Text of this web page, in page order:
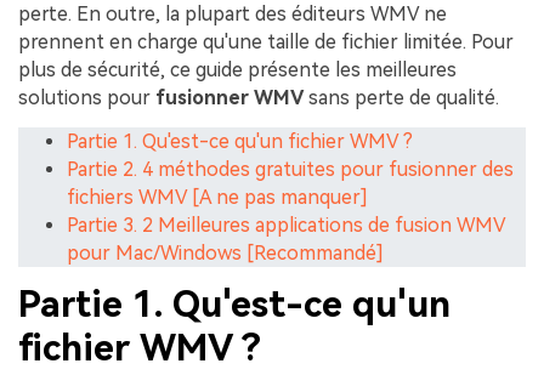
perte. En outre, la plupart des éditeurs WMV ne
prennent en charge qu'une taille de fichier limitée. Pour
plus de sécurité, ce guide présente les meilleures
solutions pour fusionner WMV sans perte de qualité.
Partie 1. Qu'est-ce qu'un fichier WMV ?
Partie 2. 4 méthodes gratuites pour fusionner des
fichiers WMV [A ne pas manquer]
Partie 3. 2 Meilleures applications de fusion WMV
pour Mac/Windows [Recommandé]
Partie 1. Qu'est-ce qu'un
fichier WMV ?